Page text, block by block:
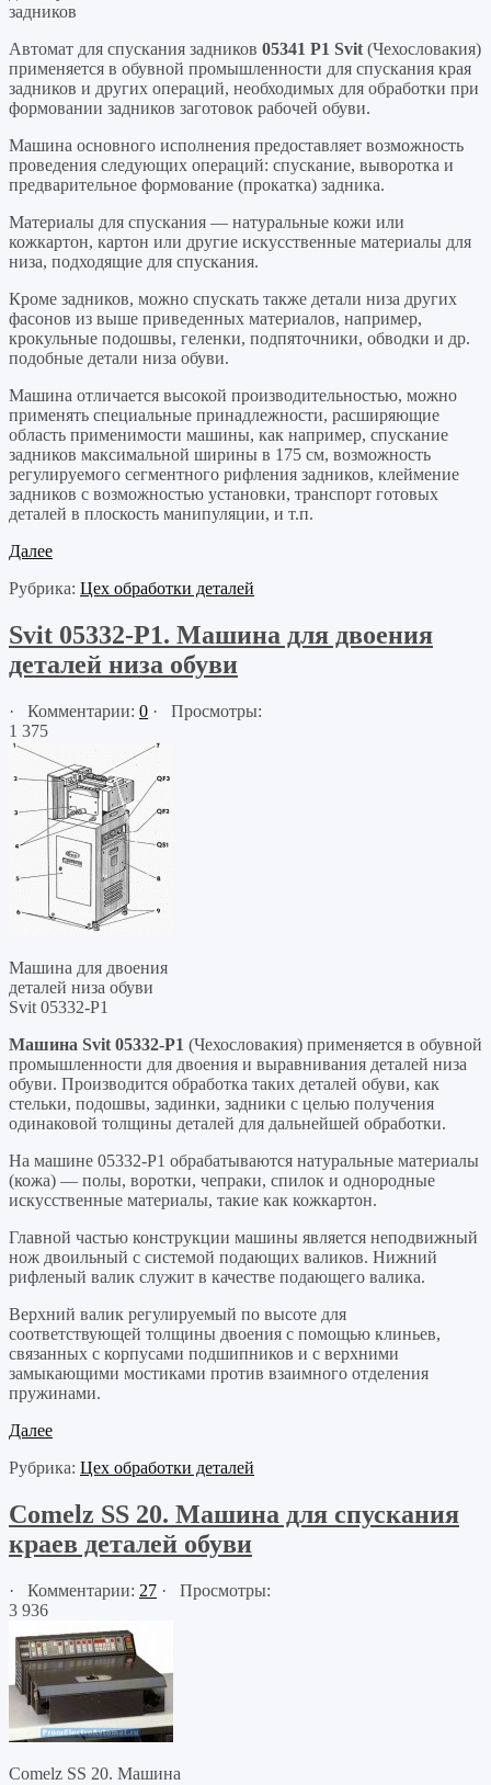
задников
Автомат для спускания задников 05341 Р1 Svit (Чехословакия)
применяется в обувной промышленности для спускания края
задников и других операций, необходимых для обработки при
формовании задников заготовок рабочей обуви.
Машина основного исполнения предоставляет возможность
проведения следующих операций: спускание, выворотка и
предварительное формование (прокатка) задника.
Материалы для спускания — натуральные кожи или
кожкартон, картон или другие искусственные материалы для
низа, подходящие для спускания.
Кроме задников, можно спускать также детали низа других
фасонов из выше приведенных материалов, например,
крокульные подошвы, геленки, подпяточники, обводки и др.
подобные детали низа обуви.
Машина отличается высокой производительностью, можно
применять специальные принадлежности, расширяющие
область применимости машины, как например, спускание
задников максимальной ширины в 175 см, возможность
регулируемого сегментного рифления задников, клеймение
задников с возможностью установки, транспорт готовых
деталей в плоскость манипуляции, и т.п.
Далее
Рубрика: Цех обработки деталей
Svit 05332-P1. Машина для двоения
деталей низа обуви
· Комментарии: 0 · Просмотры:
1 375
Машина для двоения
деталей низа обуви
Svit 05332-P1
Машина Svit 05332-P1 (Чехословакия) применяется в обувной
промышленности для двоения и выравнивания деталей низа
обуви. Производится обработка таких деталей обуви, как
стельки, подошвы, задинки, задники с целью получения
одинаковой толщины деталей для дальнейшей обработки.
На машине 05332-P1 обрабатываются натуральные материалы
(кожа) — полы, воротки, чепраки, спилок и однородные
искусственные материалы, такие как кожкартон.
Главной частью конструкции машины является неподвижный
нож двоильный с системой подающих валиков. Нижний
рифленый валик служит в качестве подающего валика.
Верхний валик регулируемый по высоте для
соответствующей толщины двоения с помощью клиньев,
связанных с корпусами подшипников и с верхними
замыкающими мостиками против взаимного отделения
пружинами.
Далее
Рубрика: Цех обработки деталей
Comelz SS 20. Машина для спускания
краев деталей обуви
· Комментарии: 27 · Просмотры:
3 936
Comelz SS 20. Машина